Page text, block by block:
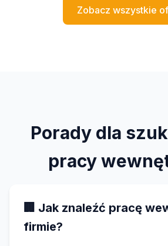
Zobacz wszystkie
Porady dla
pracy
🏢 Jak znaleźć pracę
firmie?